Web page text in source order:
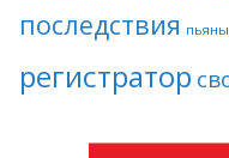
последствия
регистратор